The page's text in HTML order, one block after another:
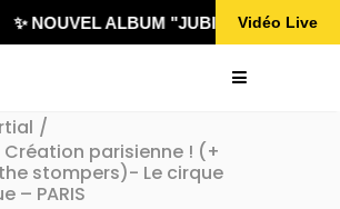
✨ NOUVEL ALBUM "JUBILÄ 432"Vidéo Live
/
Création parisienne ! (+
stompers)- Le cirque
– PARIS